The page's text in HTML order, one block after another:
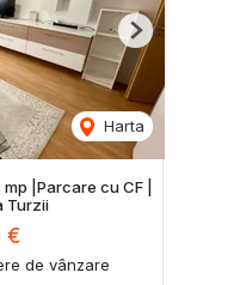
Harta
Next
|Parcare cu CF |
Turzii
€
de vânzare